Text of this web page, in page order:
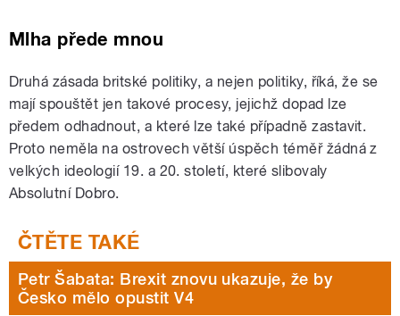
Mlha přede mnou
Druhá zásada britské politiky, a nejen politiky, říká, že se
mají spouštět jen takové procesy, jejichž dopad lze
předem odhadnout, a které lze také případně zastavit.
Proto neměla na ostrovech větší úspěch téměř žádná z
velkých ideologií 19. a 20. století, které slibovaly
Absolutní Dobro.
Petr Šabata: Brexit znovu ukazuje, že by
Česko mělo opustit V4